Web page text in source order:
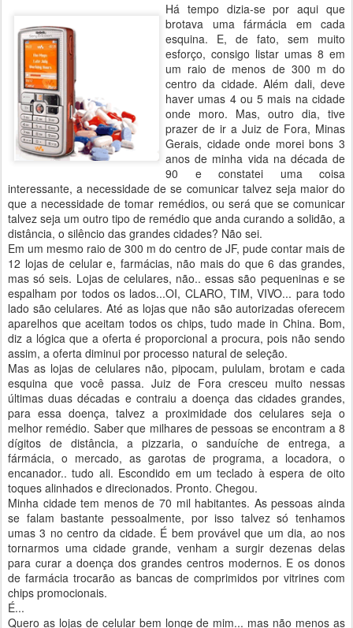
Há tempo dizia-se por aqui que
brotava uma fármácia em cada
esquina. E, de fato, sem muito
esforço, consigo listar umas 8 em
um raio de menos de 300 m do
centro da cidade. Além dali, deve
haver umas 4 ou 5 mais na cidade
onde moro. Mas, outro dia, tive
prazer de ir a Juiz de Fora, Minas
Gerais, cidade onde morei bons 3
anos de minha vida na década de
90 e constatei uma coisa
interessante, a necessidade de se comunicar talvez seja maior do
que a necessidade de tomar remédios, ou será que se comunicar
talvez seja um outro tipo de remédio que anda curando a solidão, a
distância, o silêncio das grandes cidades? Não sei.
Em um mesmo raio de 300 m do centro de JF, pude contar mais de
12 lojas de celular e, farmácias, não mais do que 6 das grandes,
mas só seis. Lojas de celulares, não.. essas são pequeninas e se
espalham por todos os lados...OI, CLARO, TIM, VIVO... para todo
lado são celulares. Até as lojas que não são autorizadas oferecem
aparelhos que aceitam todos os chips, tudo made in China. Bom,
diz a lógica que a oferta é proporcional a procura, pois não sendo
assim, a oferta diminui por processo natural de seleção.
Mas as lojas de celulares não, pipocam, pululam, brotam e cada
esquina que você passa. Juiz de Fora cresceu muito nessas
últimas duas décadas e contraiu a doença das cidades grandes,
para essa doença, talvez a proximidade dos celulares seja o
melhor remédio. Saber que milhares de pessoas se encontram a 8
dígitos de distância, a pizzaria, o sanduíche de entrega, a
fármácia, o mercado, as garotas de programa, a locadora, o
encanador.. tudo ali. Escondido em um teclado à espera de oito
toques alinhados e direcionados. Pronto. Chegou.
Minha cidade tem menos de 70 mil habitantes. As pessoas ainda
se falam bastante pessoalmente, por isso talvez só tenhamos
umas 3 no centro da cidade. É bem provável que um dia, ao nos
tornarmos uma cidade grande, venham a surgir dezenas delas
para curar a doença dos grandes centros modernos. E os donos
de farmácia trocarão as bancas de comprimidos por vitrines com
chips promocionais.
É...
Quero as lojas de celular bem longe de mim... mas não menos as